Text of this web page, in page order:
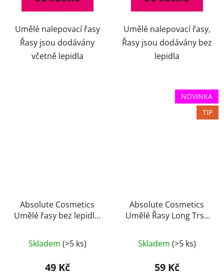
Umělé nalepovací řasy
Řasy jsou dodávány
včetně lepidla
Umělé nalepovací řasy,
Řasy jsou dodávány bez
lepidla
Absolute Cosmetics
Umělé řasy bez lepidla,
Skladem (>5 ks)
49 Kč
NOVINKA
TIP
Absolute Cosmetics
Umělé Řasy Long Trsy
Skladem (>5 ks)
59 Kč